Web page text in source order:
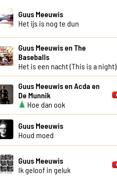
Guus Meeuwis
Het ijs is nog te dun
Guus Meeuwis en The
Baseballs
Het is een nacht (This is a night)
Guus Meeuwis en Acda en
De Munnik
Hoe dan ook
Guus Meeuwis
Houd moed
Guus Meeuwis
Ik geloof in geluk